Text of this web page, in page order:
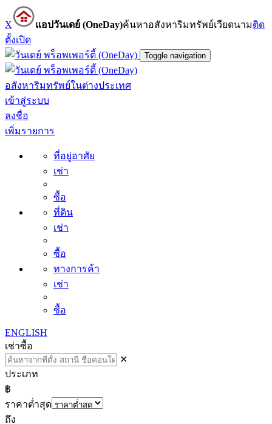
X แอปวันเดย์ (OneDay)ค้นหาอสังหาริมทรัพย์เวียดนามติด
ตั้งเปิด
Toggle navigation
อสังหาริมทรัพย์ในต่างประเทศ
เข้าสู่ระบบ
ลงชื่อ
เพิ่มรายการ
ที่อยู่อาศัย
เช่า
ซื้อ
ที่ดิน
เช่า
ซื้อ
ทางการค้า
เช่า
ซื้อ
ENGLISH
เช่าซื้อ
✕
ประเภท
฿
ราคาต่ำสุด
ถึง